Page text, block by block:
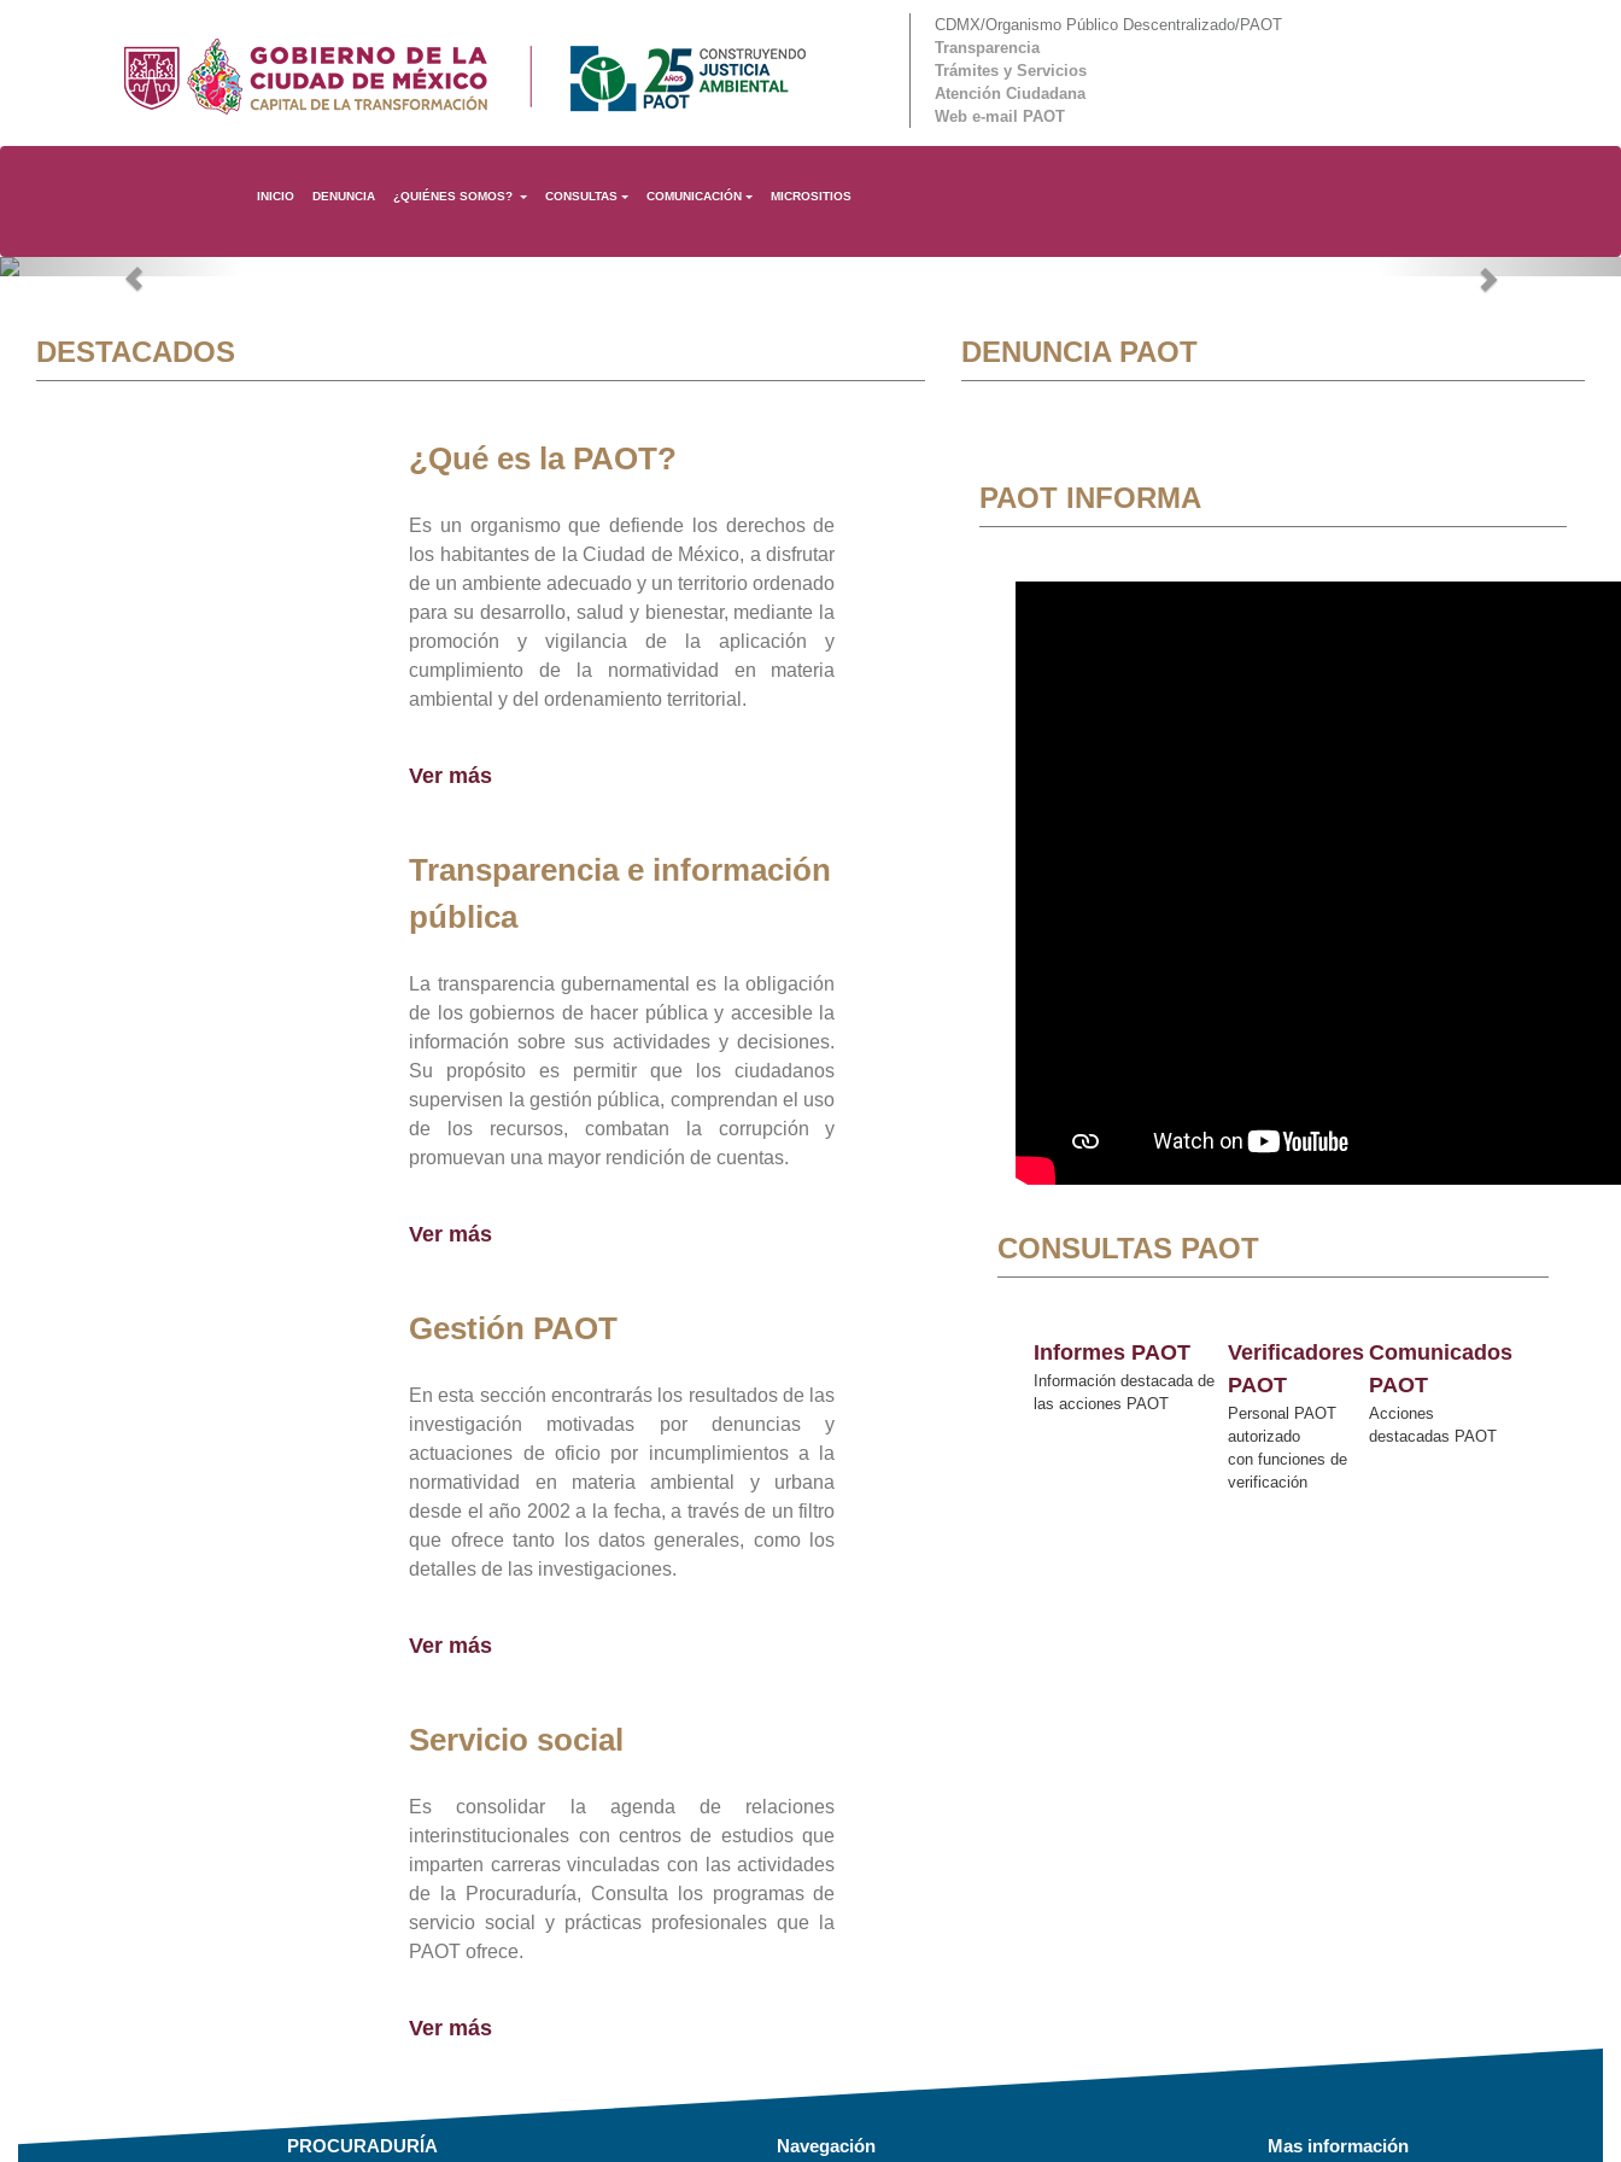
CDMX/Organismo Público Descentralizado/PAOT
Transparencia
Trámites y Servicios
Atención Ciudadana
Web e-mail PAOT
INICIO DENUNCIA ¿QUIÉNES SOMOS? CONSULTAS COMUNICACIÓN MICROSITIOS
Previous Next
DESTACADOS
¿Qué es la PAOT?
Es un organismo que defiende los derechos de
los habitantes de la Ciudad de México, a disfrutar
de un ambiente adecuado y un territorio ordenado
para su desarrollo, salud y bienestar, mediante la
promoción y vigilancia de la aplicación y
cumplimiento de la normatividad en materia
ambiental y del ordenamiento territorial.
Ver más
Transparencia e información
pública
La transparencia gubernamental es la obligación
de los gobiernos de hacer pública y accesible la
información sobre sus actividades y decisiones.
Su propósito es permitir que los ciudadanos
supervisen la gestión pública, comprendan el uso
de los recursos, combatan la corrupción y
promuevan una mayor rendición de cuentas.
Ver más
Gestión PAOT
En esta sección encontrarás los resultados de las
investigación motivadas por denuncias y
actuaciones de oficio por incumplimientos a la
normatividad en materia ambiental y urbana
desde el año 2002 a la fecha, a través de un filtro
que ofrece tanto los datos generales, como los
detalles de las investigaciones.
Ver más
Servicio social
Es consolidar la agenda de relaciones
interinstitucionales con centros de estudios que
imparten carreras vinculadas con las actividades
de la Procuraduría, Consulta los programas de
servicio social y prácticas profesionales que la
PAOT ofrece.
Ver más
DENUNCIA PAOT
PAOT INFORMA
CONSULTAS PAOT
Informes PAOT
Información destacada de
las acciones PAOT
Verificadores
PAOT
Personal PAOT
autorizado
con funciones de
verificación
Comunicados
PAOT
Acciones
destacadas PAOT
PROCURADURÍA Navegación Mas información